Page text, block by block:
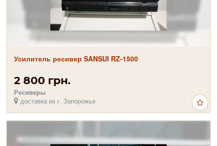
Усилитель ресивер SANSUI RZ-1500
2 800 грн.
Ресиверы
доставка из г. Запорожье